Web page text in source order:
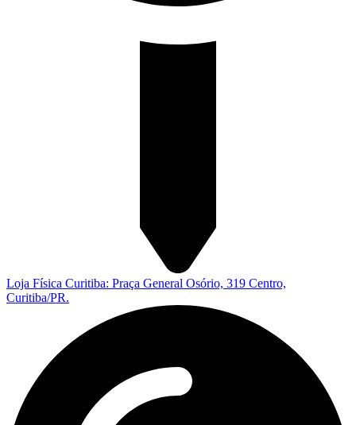
Loja Física Curitiba: Praça General Osório, 319 Centro,
Curitiba/PR.